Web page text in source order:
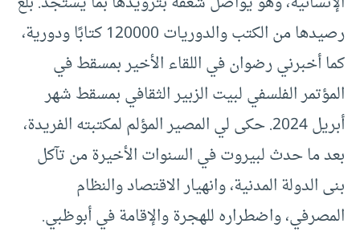
رصيدها من الكتب والدوريات 120000 كتابًا ودورية،
كما أخبرني رضوان في اللقاء الأخير بمسقط في
المؤتمر الفلسفي لبيت الزبير الثقافي بمسقط شهر
أبريل 2024. حكى لي المصير المؤلم لمكتبته الفريدة،
بعد ما حدث لبيروت في السنوات الأخيرة من تآكل
بنى الدولة المدنية، وانهيار الاقتصاد والنظام
المصرفي، واضطراره للهجرة والإقامة في أبوظبي.